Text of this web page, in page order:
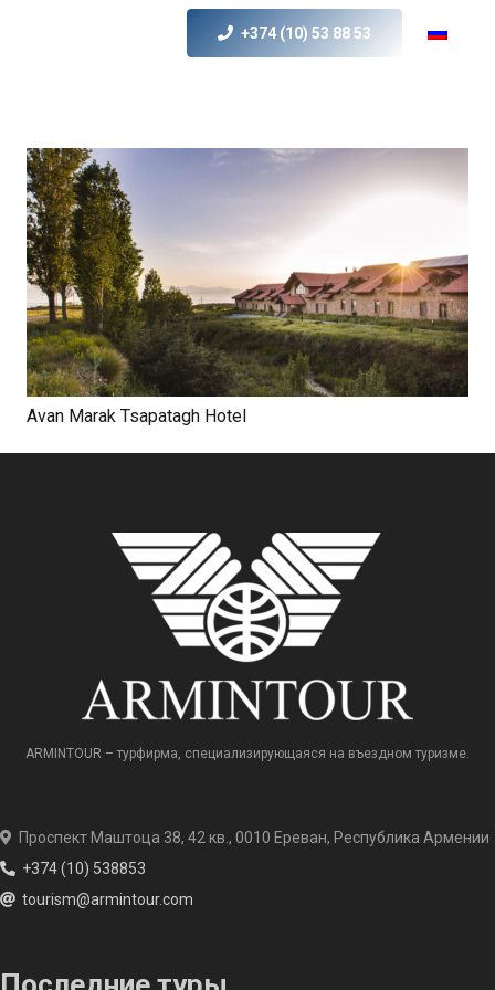
+374 (10) 53 88 53
Avan Marak Tsapatagh Hotel
ARMINTOUR – турфирма, специализирующаяся на въездном туризме.
Проспект Маштоца 38, 42 кв., 0010 Ереван, Республика Армении
+374 (10) 538853
tourism@armintour.com